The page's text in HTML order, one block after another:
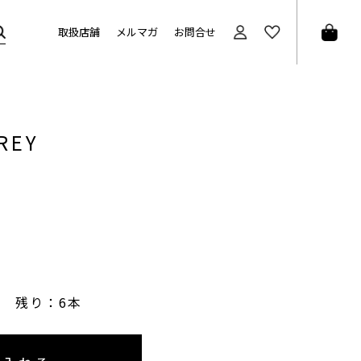
取扱店舗 メルマガ お問合せ
残り：6本